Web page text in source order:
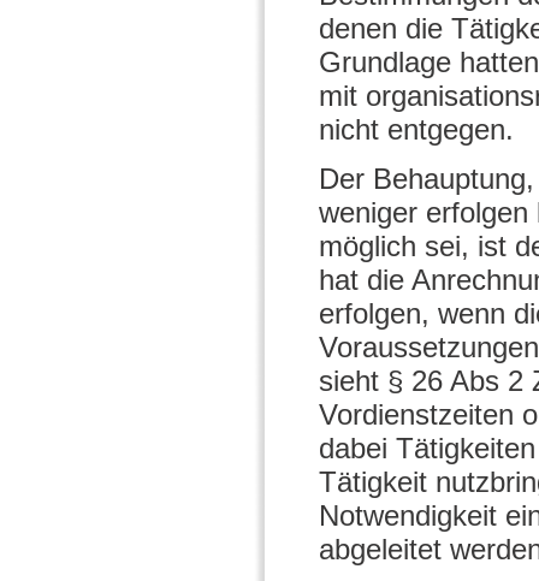
denen die
Grundlage
mit
nicht entgegen.
Der
weniger
möglich sei, ist
hat die
erfolgen, wenn
sieht § 26 Abs 2
Vordienstzeiten
dabei
Tätigkeit
Notwendigkeit
abgeleitet